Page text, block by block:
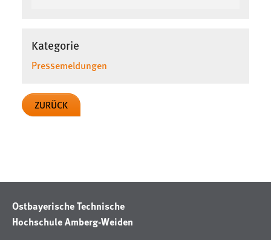
Kategorie
Pressemeldungen
ZURÜCK
Ostbayerische Technische
Hochschule Amberg-Weiden
Matomo
Name:
Zweck:
Zugriffsstatistik
Marketing Cookies werden von Drittanbietern
verwendet, um personalisierte Werbung anzuzeigen.